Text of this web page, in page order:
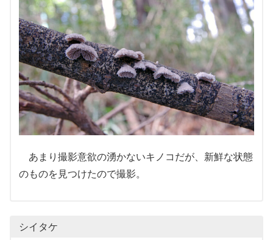
あまり撮影意欲の湧かないキノコだが、新鮮な状態
のものを見つけたので撮影。
シイタケ